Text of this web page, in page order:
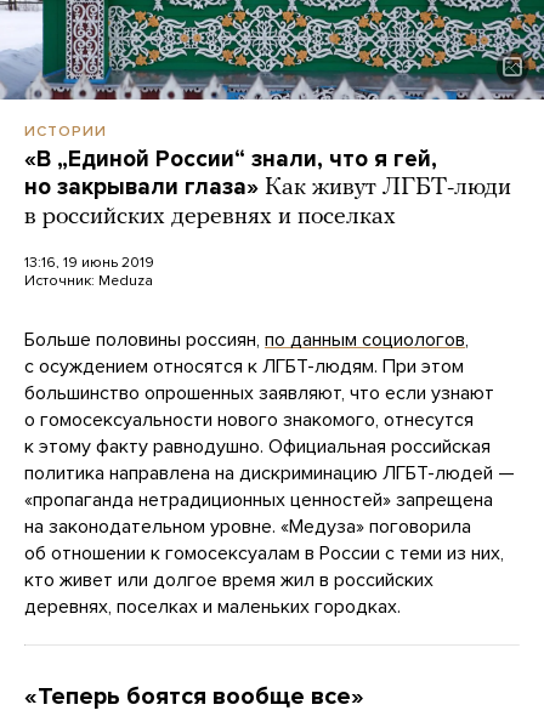
ИСТОРИИ
«В „Единой России“ знали, что я гей,
но закрывали глаза» Как живут ЛГБТ-люди
в российских деревнях и поселках
13:16, 19 июнь 2019
Источник: Meduza
Больше половины россиян, по данным социологов,
с осуждением относятся к ЛГБТ-людям. При этом
большинство опрошенных заявляют, что если узнают
о гомосексуальности нового знакомого, отнесутся
к этому факту равнодушно. Официальная российская
политика направлена на дискриминацию ЛГБТ-людей —
«пропаганда нетрадиционных ценностей» запрещена
на законодательном уровне. «Медуза» поговорила
об отношении к гомосексуалам в России с теми из них,
кто живет или долгое время жил в российских
деревнях, поселках и маленьких городках.
«Теперь боятся вообще все»